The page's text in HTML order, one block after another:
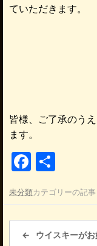
ていただきます。
皆様、ご了承のう
ます。
F
c
e
b
未分類カテゴリーの記事
投稿ナビゲーション
← ウイスキーが